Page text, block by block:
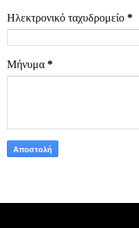
Ηλεκτρονικό ταχυδρομείο *
Μήνυμα *